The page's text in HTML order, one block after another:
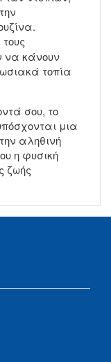
να κάνουν
τοπία
σου, το
μια
αληθινή
η φυσική
ζωής